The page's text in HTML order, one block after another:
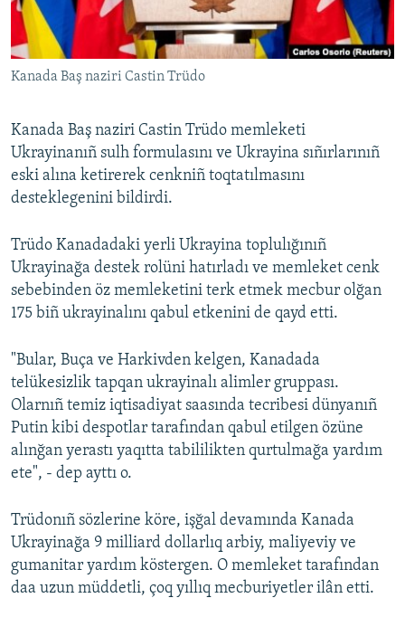
Русский
Українською
RFE/RS bütün saytları
Kanada Baş naziri Castin Trüdo
Kanada Baş naziri Castin Trüdo memleketi
Ukrayinanıñ sulh formulasını ve Ukrayina sıñırlarınıñ
eski alına ketirerek cenkniñ toqtatılmasını
desteklegenini bildirdi.
Trüdo Kanadadaki yerli Ukrayina toplulığınıñ
Ukrayinağa destek rolüni hatırladı ve memleket cenk
sebebinden öz memleketini terk etmek mecbur olğan
175 biñ ukrayinalını qabul etkenini de qayd etti.
"Bular, Buça ve Harkivden kelgen, Kanadada
telükesizlik tapqan ukrayinalı alimler gruppası.
Olarnıñ temiz iqtisadiyat saasında tecribesi dünyanıñ
Putin kibi despotlar tarafından qabul etilgen özüne
alınğan yerastı yaqıtta tabililikten qurtulmağa yardım
ete", - dep ayttı o.
Trüdonıñ sözlerine köre, işğal devamında Kanada
Ukrayinağa 9 milliard dollarlıq arbiy, maliyeviy ve
gumanitar yardım köstergen. O memleket tarafından
daa uzun müddetli, çoq yıllıq mecburiyetler ilân etti.